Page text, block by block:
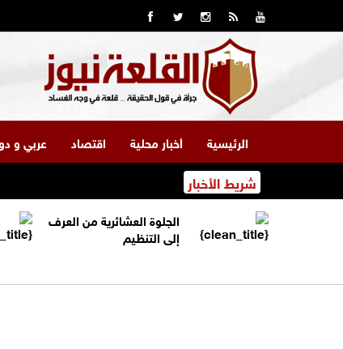
الرئيسية أخبار محلية اقتصاد عربي و
شريط الأخبار
الجلوة العشائرية من العرف
إلى التنظيم